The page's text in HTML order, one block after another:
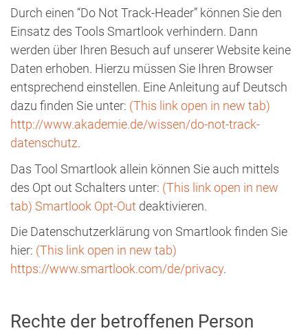
Durch einen “Do Not Track-Header” können Sie den
Einsatz des Tools Smartlook verhindern. Dann
werden über Ihren Besuch auf unserer Website keine
Daten erhoben. Hierzu müssen Sie Ihren Browser
entsprechend einstellen. Eine Anleitung auf Deutsch
dazu finden Sie unter: (This link open in new tab)
http://www.akademie.de/wissen/do-not-track-
datenschutz.
Das Tool Smartlook allein können Sie auch mittels
des Opt out Schalters unter: (This link open in new
tab) Smartlook Opt-Out deaktivieren.
Die Datenschutzerklärung von Smartlook finden Sie
hier: (This link open in new tab)
https://www.smartlook.com/de/privacy.
Rechte der betroffenen Person